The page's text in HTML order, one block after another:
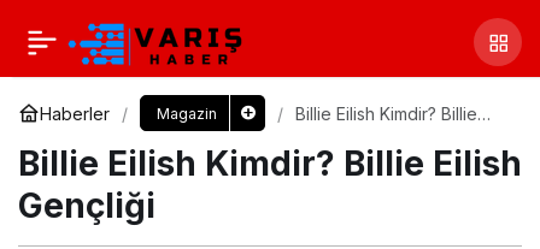
Haberler Magazin
Billie Eilish Kimdir? Billie
Billie Eilish Kimdir? Billie Eilish
Gençliği